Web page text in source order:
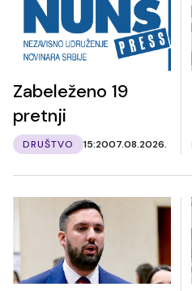
Zabeleženo 19
pretnji
DRUŠTVO 15:2007.08.2026.